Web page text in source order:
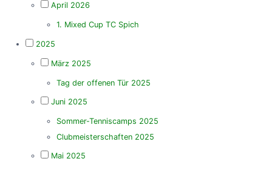
April 2026
1. Mixed Cup TC Spich
2025
März 2025
Tag der offenen Tür 2025
Juni 2025
Sommer-Tenniscamps 2025
Clubmeisterschaften 2025
Mai 2025